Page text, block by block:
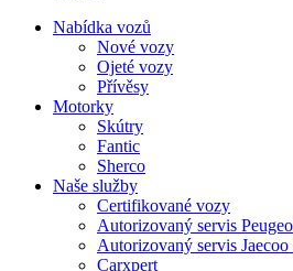
Nabídka vozů
Nové vozy
Ojeté vozy
Přívěsy
Motorky
Skútry
Fantic
Sherco
Naše služby
Certifikované vozy
Autorizovaný servis
Autorizovaný servis Jaecoo
Carxpert